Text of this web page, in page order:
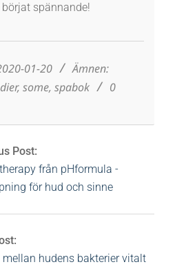
spännande!
01-20
Ämnen:
, some, spabok
0
Post:
från pHformula -
för hud och sinne
mellan hudens bakterier vitalt